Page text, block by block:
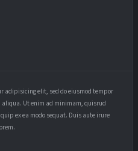
adipisicing elit, sed do eiusmod tempor
Ut enim ad minimam, quisrud
ex ea modo sequat. Duis aute irure